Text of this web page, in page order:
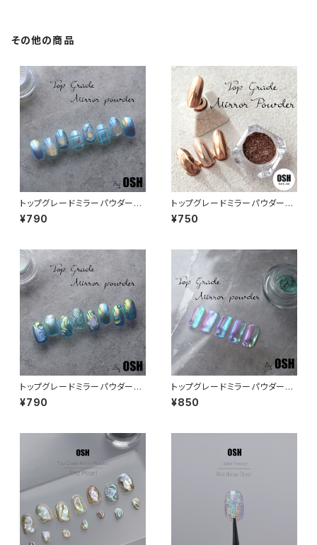
その他の商品
トップグレードミラーパウダー：
オーロラ04
¥790
トップグレードミラーパウダー：
ブラウン
¥750
トップグレードミラーパウダー：
オーロラ06
¥790
トップグレードミラーパウダー：
オーロラ02
¥850